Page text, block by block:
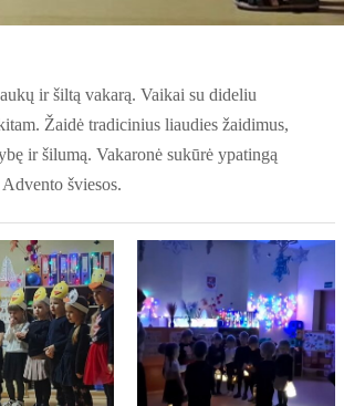
ir šiltą vakarą. Vaikai su dideliu
Žaidė tradicinius liaudies žaidimus,
ir šilumą. Vakaronė sukūrė ypatingą
šviesos.